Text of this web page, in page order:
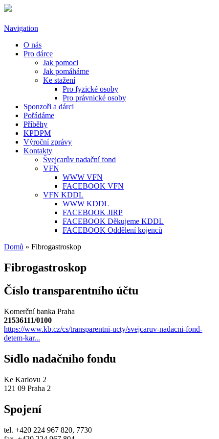
Přejít k hlavnímu obsahu
Navigation
O nás
Pro dárce
Jak pomoci
Jak pomáháme
Ke stažení
Pro fyzické osoby
Pro právnické osoby
Sponzoři a dárci
Pořádáme
Příběhy
KPDPM
Výroční zprávy
Kontakty
Švejcarův nadační fond
VFN
WWW VFN
FACEBOOK VFN
VFN KDDL
WWW KDDL
FACEBOOK JIRP
FACEBOOK Děkujeme KDDL
FACEBOOK Oddělení kojenců
Domů » Fibrogastroskop
Fibrogastroskop
Číslo transparentního účtu
Komerční banka Praha
21536111/0100
https://www.kb.cz/cs/transparentni-ucty/svejcaruv-nadacni-fond-
detem-kar...
Sídlo nadačního fondu
Ke Karlovu 2
121 09 Praha 2
Spojení
tel. +420 224 967 820, 7730